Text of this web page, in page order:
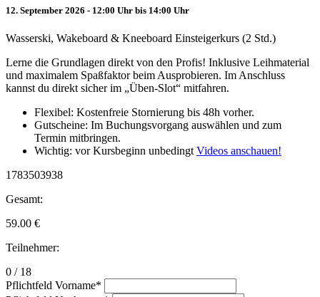
12. September 2026 - 12:00 Uhr bis 14:00 Uhr
Wasserski, Wakeboard & Kneeboard Einsteigerkurs (2 Std.)
Lerne die Grundlagen direkt von den Profis! Inklusive Leihmaterial
und maximalem Spaßfaktor beim Ausprobieren. Im Anschluss
kannst du direkt sicher im „Üben-Slot“ mitfahren.
Flexibel: Kostenfreie Stornierung bis 48h vorher.
Gutscheine: Im Buchungsvorgang auswählen und zum
Termin mitbringen.
Wichtig: vor Kursbeginn unbedingt Videos anschauen!
1783503938
Gesamt:
59.00 €
Teilnehmer:
0 / 18
Pflichtfeld Vorname*